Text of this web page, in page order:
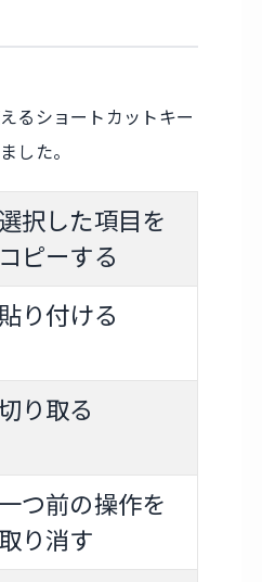
るショートカットキー
した。
選択した項目を
コピーする
貼り付ける
り取る
一つ前の操作を
取り消す